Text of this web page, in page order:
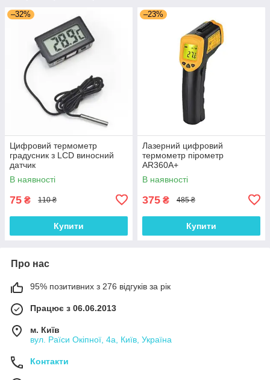
–32%
Цифровий термометр
градусник з LCD виносний
датчик
В наявності
75 ₴ 110 ₴
Купити
–23%
Лазерний цифровий
термометр пірометр
AR360A+
В наявності
375 ₴ 485 ₴
Купити
Про нас
95% позитивних з 276 відгуків за рік
Працює з 06.06.2013
м. Київ
вул. Раїси Окіпної, 4а, Київ, Україна
Контакти